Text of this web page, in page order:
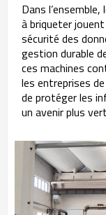
Dans
à briqueter
sécurité des
gestion durable
ces machines
les entreprises
de protéger les
un avenir plus